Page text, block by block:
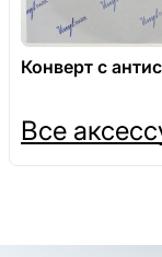
Конверт с
Все